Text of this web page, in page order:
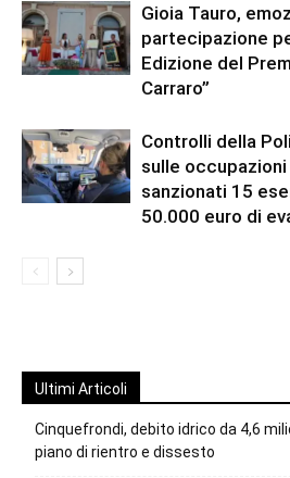
Gioia Tauro,
partecipazione
Edizione del
Carraro”
Controlli della
sulle
sanzionati 15
50.000 euro di
Ultimi Articoli
Cinquefrondi, debito idrico da 4,6
piano di rientro e dissesto